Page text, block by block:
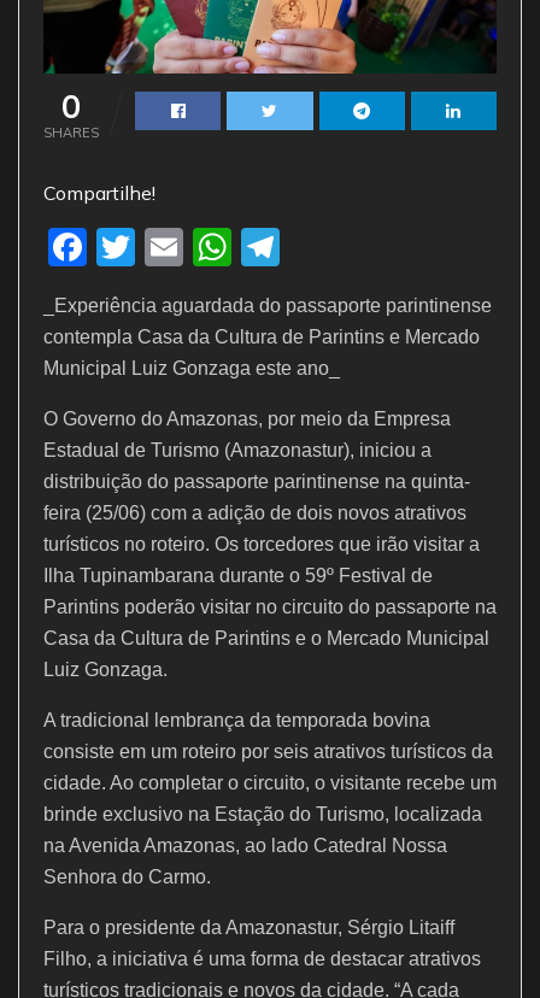
0
SHARES
Compartilhe!
F
a
c
e
o
o
k
T
w
itt
er
E
ai
l
W
h
at
s
p
p
e
gr
m
_Experiência aguardada do passaporte parintinense
contempla Casa da Cultura de Parintins e Mercado
Municipal Luiz Gonzaga este ano_
O Governo do Amazonas, por meio da Empresa
Estadual de Turismo (Amazonastur), iniciou a
distribuição do passaporte parintinense na quinta-
feira (25/06) com a adição de dois novos atrativos
turísticos no roteiro. Os torcedores que irão visitar a
Ilha Tupinambarana durante o 59º Festival de
Parintins poderão visitar no circuito do passaporte na
Casa da Cultura de Parintins e o Mercado Municipal
Luiz Gonzaga.
A tradicional lembrança da temporada bovina
consiste em um roteiro por seis atrativos turísticos da
cidade. Ao completar o circuito, o visitante recebe um
brinde exclusivo na Estação do Turismo, localizada
na Avenida Amazonas, ao lado Catedral Nossa
Senhora do Carmo.
Para o presidente da Amazonastur, Sérgio Litaiff
Filho, a iniciativa é uma forma de destacar atrativos
turísticos tradicionais e novos da cidade. “A cada